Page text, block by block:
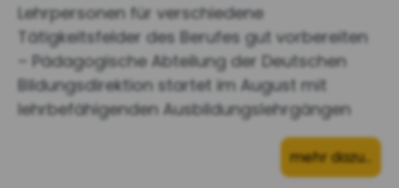
Lehrpersonen für verschiedene
Tätigkeitsfelder des Berufes gut vorbereiten
– Pädagogische Abteilung der Deutschen
Bildungsdirektion startet im August mit
lehrbefähigenden Ausbildungslehrgängen
mehr dazu…